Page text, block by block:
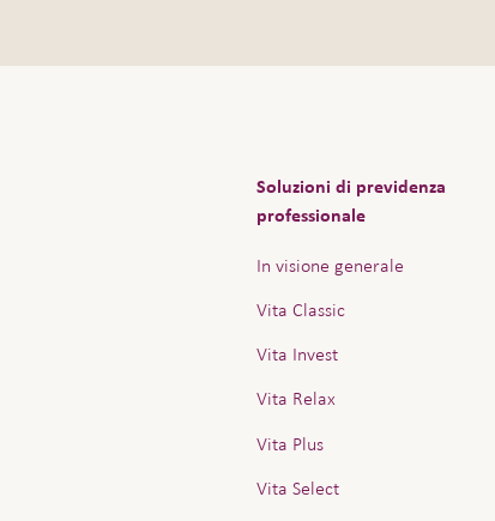
Soluzioni di previdenza
professionale
In visione generale
Vita Classic
Vita Invest
Vita Relax
Vita Plus
Vita Select